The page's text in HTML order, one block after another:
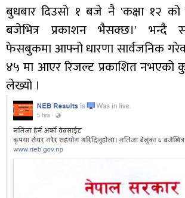
बुधबार दिउसो १ बजे नै 'कक्षा १२
बजेभित्र प्रकाशन भैसक्छ।' भन्दै
फेसबुकमा आफ्नो धारणा सार्वजनिक
४५ मा आएर रिजल्ट प्रकाशित
लेख्यो ।